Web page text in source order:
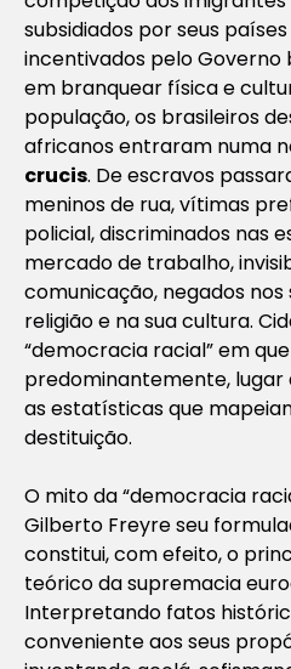
subsidiados por seus
incentivados pelo
em branquear física e
população, os brasileiros
africanos entraram numa
crucis. De escravos
meninos de rua, vítimas
policial, discriminados nas
mercado de trabalho,
comunicação, negados nos
religião e na sua cultura.
“democracia racial” em
predominantemente, lugar
as estatísticas que
destituição.
O mito da “democracia
Gilberto Freyre seu
constitui, com efeito, o
teórico da supremacia
Interpretando fatos
conveniente aos seus